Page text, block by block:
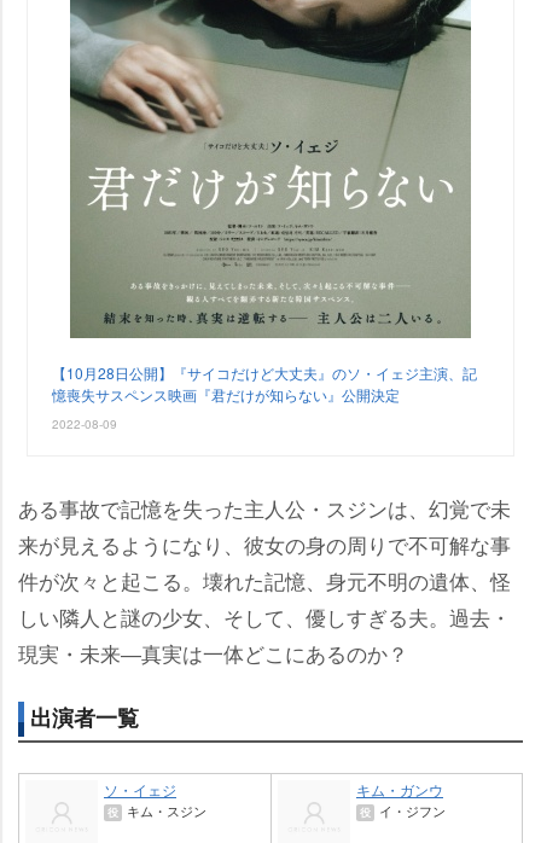
【10月28日公開】『サイコだけど大丈夫』のソ・イェジ主演、記
憶喪失サスペンス映画『君だけが知らない』公開決定
2022-08-09
ある事故で記憶を失った主人公・スジンは、幻覚で未
来が見えるようになり、彼女の身の周りで不可解な事
件が次々と起こる。壊れた記憶、身元不明の遺体、怪
しい隣人と謎の少女、そして、優しすぎる夫。過去・
現実・未来―真実は一体どこにあるのか？
出演者一覧
ソ・イェジ
役 キム・スジン
キム・ガンウ
役 イ・ジフン